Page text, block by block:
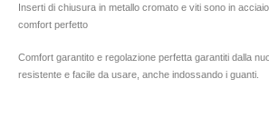
Inserti di chiusura in metallo cromato e viti sono in
comfort perfetto
Comfort garantito e regolazione perfetta garantiti dalla
resistente e facile da usare, anche indossando i guanti.